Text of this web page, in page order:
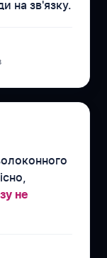
на зв'язку.
не